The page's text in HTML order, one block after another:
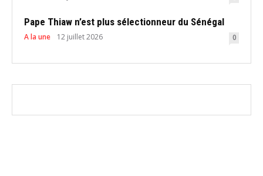
Pape Thiaw n’est plus sélectionneur du Sénégal
A la une 12 juillet 2026 0